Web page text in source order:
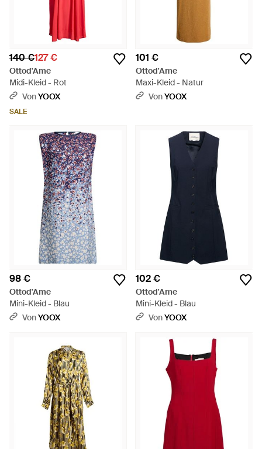
140 €127 €
Ottod'Ame
Midi-Kleid - Rot
VonYOOX
SALE
101 €
Ottod'Ame
Maxi-Kleid - Natur
VonYOOX
98 €
Ottod'Ame
Mini-Kleid - Blau
VonYOOX
102 €
Ottod'Ame
Mini-Kleid - Blau
VonYOOX